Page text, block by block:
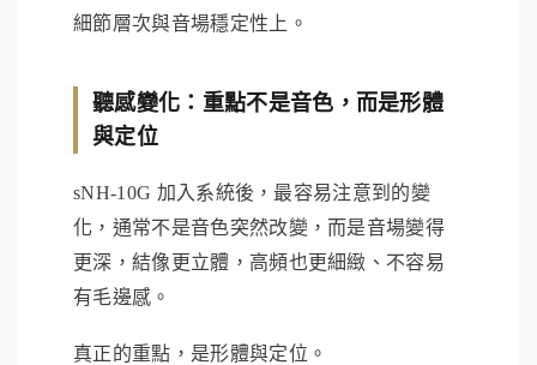
細節層次與音場穩定性上。
聽感變化：重點不是音色，而是形體
與定位
sNH-10G 加入系統後，最容易注意到的變
化，通常不是音色突然改變，而是音場變得
更深，結像更立體，高頻也更細緻、不容易
有毛邊感。
真正的重點，是形體與定位。